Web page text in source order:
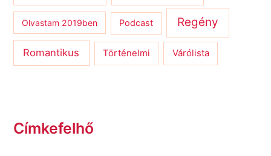
Olvastam 2019ben Podcast Regény
Romantikus Történelmi Várólista
Címkefelhő